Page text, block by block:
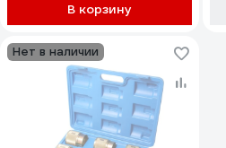
В корзину
Нет в наличии